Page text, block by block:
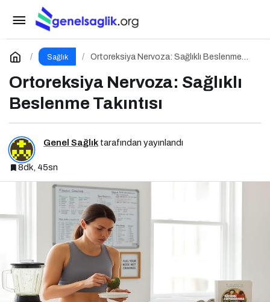
Sağlık
Ortoreksiya Nervoza: Sağlıklı Beslenme
Ortoreksiya Nervoza: Sağlıklı
Beslenme Takıntısı
Genel Sağlık tarafından yayınlandı
8dk, 45sn
Tıkanırcasına Yeme Bozukluğu: Doymayan
Duygular
Yorum Yap